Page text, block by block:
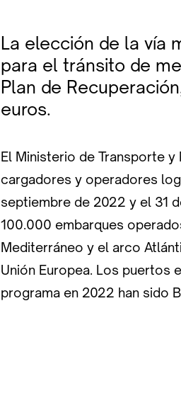
La elección de la vía
para el tránsito de
Plan de
euros.
El Ministerio de Transporte
cargadores y operadores
septiembre de 2022 y el 31
100.000 embarques
Mediterráneo y el arco
Unión Europea. Los puertos
programa en 2022 han sido